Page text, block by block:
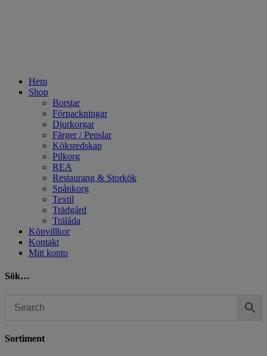
Hem
Shop
Borstar
Förpackningar
Djurkorgar
Färger / Penslar
Köksredskap
Pilkorg
REA
Restaurang & Storkök
Spånkorg
Textil
Trädgård
Trälåda
Köpvillkor
Kontakt
Mitt konto
Sök…
Sortiment